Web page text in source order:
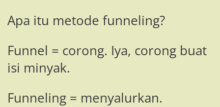
Apa itu metode funneling?
Funnel = corong. Iya, corong buat
isi minyak.
Funneling = menyalurkan.